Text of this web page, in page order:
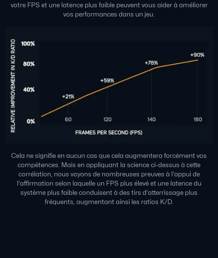
votre FPS et une latence plus faible peuvent vous aider à améliorer
vos performances dans un jeu.
Cela ne signifie en aucun cas que cela augmentera forcément vos
compétences. Mais en appliquant la science ci-dessus à cette
corrélation, nous voyons de nombreuses preuves à l'appui de
l'affirmation selon laquelle un FPS plus élevé et une latence du
système plus faible conduisent à des tirs d'atterrissage plus
fréquents, augmentant ainsi les ratios K/D.